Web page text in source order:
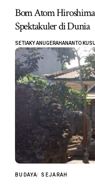
Bom Atom Hiroshima
Spektakuler di Dunia
SETIAKY ANUGERAHANANTO
BUDAYA SEJARAH